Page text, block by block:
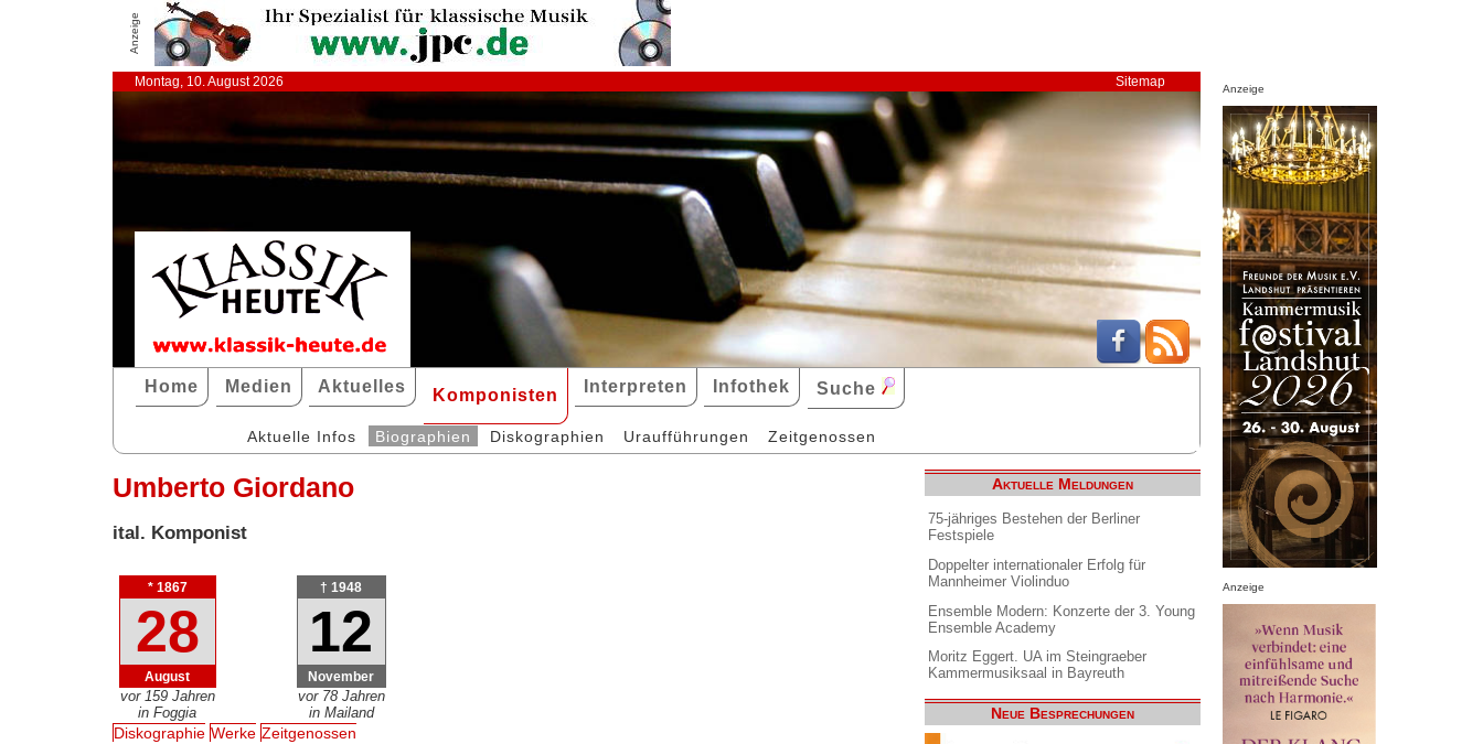
Anzeige
Montag, 10. August 2026 Sitemap
Home Medien Aktuelles Komponisten Interpreten Infothek Suche
Aktuelle Infos Biographien Diskographien Uraufführungen Zeitgenossen
Umberto Giordano
ital. Komponist
* 1867
28
August
vor 159 Jahren
in Foggia
† 1948
12
November
vor 78 Jahren
in Mailand
Diskographie Werke Zeitgenossen
Aktuelle Meldungen
75-jähriges Bestehen der Berliner
Festspiele
Doppelter internationaler Erfolg für
Mannheimer Violinduo
Ensemble Modern: Konzerte der 3. Young
Ensemble Academy
Moritz Eggert. UA im Steingraeber
Kammermusiksaal in Bayreuth
Neue Besprechungen
Anzeige
Anzeige